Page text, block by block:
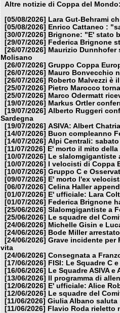
Altre notizie di Coppa del
[05/08/2026]
Lara Gut-Behrami
[05/08/2026]
Enrico Cattaneo :
[30/07/2026]
Brignone: "E' stato
[29/07/2026]
Federica Brignone
[26/07/2026] Maurizio Dunnhofer
Molisano
[26/07/2026] Gruppo Coppa
[26/07/2026] Mauro Bonvecchio
[26/07/2026]
Roberto Malvezzi è
[25/07/2026]
Pietro Marocco
[25/07/2026] Marco Odermatt
[19/07/2026] Markus Ortler
[19/07/2026] Alberto Ruggeri
Sardegna
[19/07/2026] ASIVA: Albert
[14/07/2026]
Buon compleanno
[14/07/2026] Alpi Centrali:
[11/07/2026]
E' morto il mito
[10/07/2026]
Le
[10/07/2026]
I velocisti di Coppa
[10/07/2026] Gruppo C e
[09/07/2026]
E' morto l'ex
[06/07/2026] Celina Haller
[01/07/2026]
E' ufficiale: Lara
[01/07/2026]
Federica Brignone
[25/06/2026] Slalomgigantiste a
[25/06/2026]
Le squadre del
[24/06/2026] Michelle Gisin e
[24/06/2026]
Bode Miller
[24/06/2026] Grave incidente per
vita
[24/06/2026] Consegnata a
[17/06/2026]
FISI: Le Squadre C
[16/06/2026]
Le Squadre ASIVA
[13/06/2026]
Il programma di
[12/06/2026]
E' ufficiale: Alice
[12/06/2026]
Le squadre del
[11/06/2026] Giulia Albano saluta
[11/06/2026]
Flavio Roda rieletto